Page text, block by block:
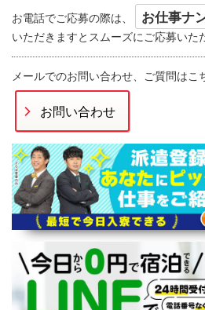
お電話でご応募の際は、 お仕事ナ
いただきますとスムーズにご応募いた
メールでのお問い合わせ、ご質問はこ
お問い合わせ